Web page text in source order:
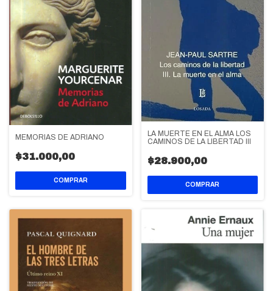
MEMORIAS DE ADRIANO
$31.000,00
LA MUERTE EN EL ALMA LOS
CAMINOS DE LA LIBERTAD III
$28.900,00